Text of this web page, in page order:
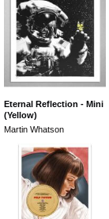
Eternal Reflection - Mini
(Yellow)
Martin Whatson